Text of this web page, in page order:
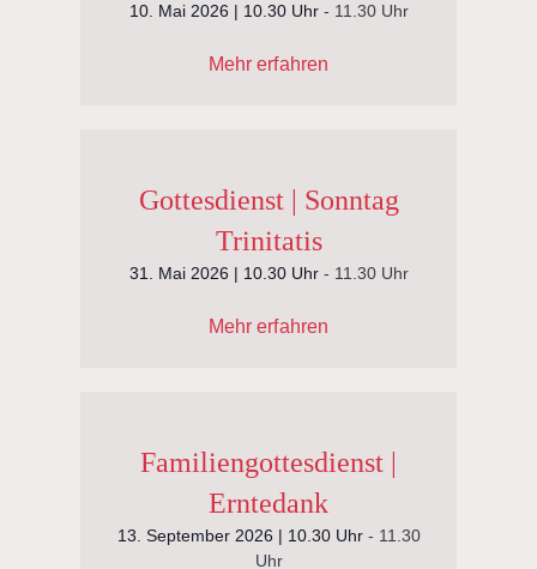
10. Mai 2026 | 10.30 Uhr- 11.30 Uhr
Mehr erfahren
Gottesdienst | Sonntag
Trinitatis
31. Mai 2026 | 10.30 Uhr- 11.30 Uhr
Mehr erfahren
Familiengottesdienst |
Erntedank
13. September 2026 | 10.30 Uhr- 11.30
Uhr